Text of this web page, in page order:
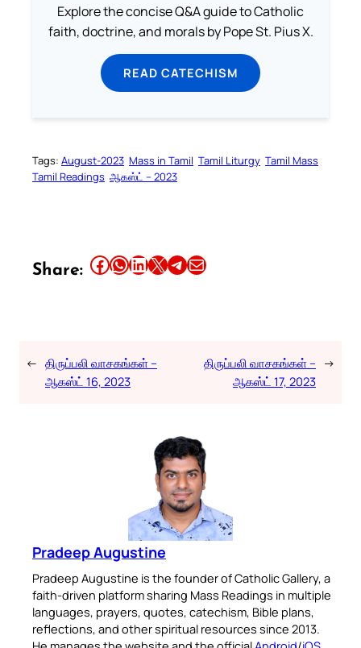
Explore the concise Q&A guide to Catholic
faith, doctrine, and morals by Pope St. Pius X.
READ CATECHISM
Tags: August-2023 Mass in Tamil Tamil Liturgy Tamil Mass
Tamil Readings ஆகஸ்ட் – 2023
Share: Share this article on Facebook Share this article on WhatsApp Share this article on LinkedIn Share this article on X Share this article on TelegramEmail this Article
← திருப்பலி வாசகங்கள் –
ஆகஸ்ட் 16, 2023
திருப்பலி வாசகங்கள் –
ஆகஸ்ட் 17, 2023
→
Pradeep Augustine
Pradeep Augustine is the founder of Catholic Gallery, a
faith-driven platform sharing Mass Readings in multiple
languages, prayers, quotes, catechism, Bible plans,
reflections, and other spiritual resources since 2013.